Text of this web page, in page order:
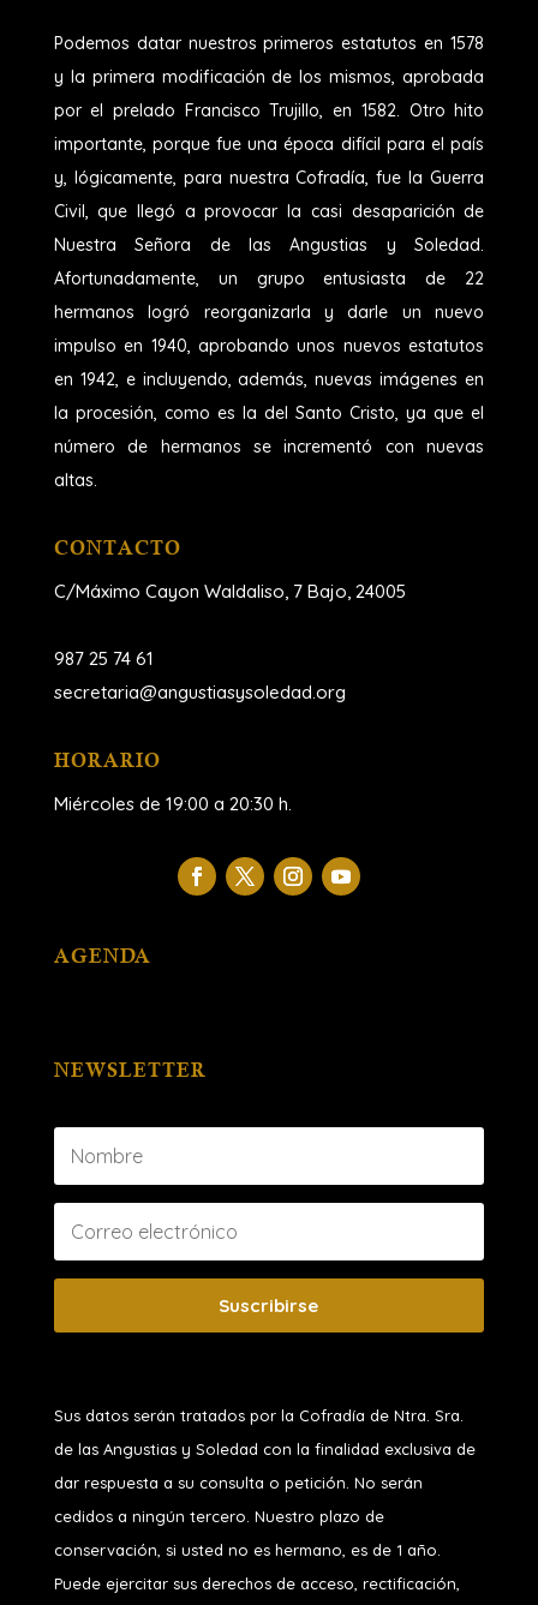
Podemos datar nuestros primeros estatutos en 1578
y la primera modificación de los mismos, aprobada
por el prelado Francisco Trujillo, en 1582. Otro hito
importante, porque fue una época difícil para el país
y, lógicamente, para nuestra Cofradía, fue la Guerra
Civil, que llegó a provocar la casi desaparición de
Nuestra Señora de las Angustias y Soledad.
Afortunadamente, un grupo entusiasta de 22
hermanos logró reorganizarla y darle un nuevo
impulso en 1940, aprobando unos nuevos estatutos
en 1942, e incluyendo, además, nuevas imágenes en
la procesión, como es la del Santo Cristo, ya que el
número de hermanos se incrementó con nuevas
altas.
CONTACTO
C/Máximo Cayon Waldaliso, 7 Bajo, 24005
987 25 74 61
secretaria@angustiasysoledad.org
HORARIO
Miércoles de 19:00 a 20:30 h.
AGENDA
NEWSLETTER
Suscribirse
Sus datos serán tratados por la Cofradía de Ntra. Sra.
de las Angustias y Soledad con la finalidad exclusiva de
dar respuesta a su consulta o petición. No serán
cedidos a ningún tercero. Nuestro plazo de
conservación, si usted no es hermano, es de 1 año.
Puede ejercitar sus derechos de acceso, rectificación,